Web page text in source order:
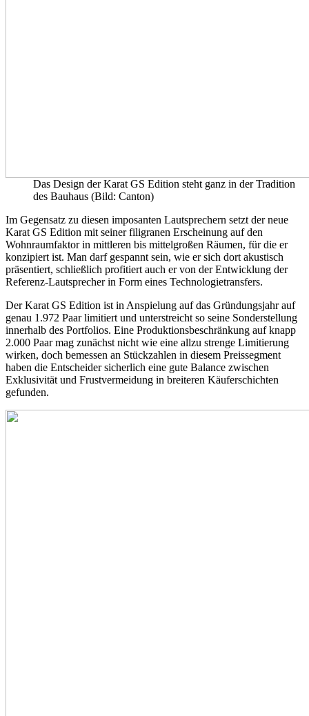
Das Design der Karat GS Edition steht ganz in der Tradition
des Bauhaus (Bild: Canton)
Im Gegensatz zu diesen imposanten Lautsprechern setzt der neue
Karat GS Edition mit seiner filigranen Erscheinung auf den
Wohnraumfaktor in mittleren bis mittelgroßen Räumen, für die er
konzipiert ist. Man darf gespannt sein, wie er sich dort akustisch
präsentiert, schließlich profitiert auch er von der Entwicklung der
Referenz-Lautsprecher in Form eines Technologietransfers.
Der Karat GS Edition ist in Anspielung auf das Gründungsjahr auf
genau 1.972 Paar limitiert und unterstreicht so seine Sonderstellung
innerhalb des Portfolios. Eine Produktionsbeschränkung auf knapp
2.000 Paar mag zunächst nicht wie eine allzu strenge Limitierung
wirken, doch bemessen an Stückzahlen in diesem Preissegment
haben die Entscheider sicherlich eine gute Balance zwischen
Exklusivität und Frustvermeidung in breiteren Käuferschichten
gefunden.